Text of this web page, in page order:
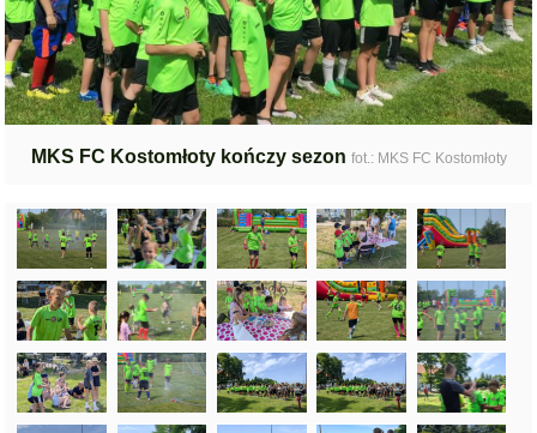
MKS FC Kostomłoty kończy sezon fot.: MKS FC Kostomłoty